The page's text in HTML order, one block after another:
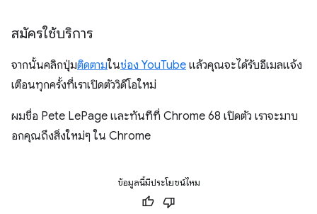
สมัครใช้บริการ
จากนั้นคลิกปุ่มติดตามในช่อง YouTube แล้วคุณจะได้รับอีเมลแจ้ง
เตือนทุกครั้งที่เราเปิดตัววิดีโอใหม่
ผมชื่อ Pete LePage และทันทีที่ Chrome 68 เปิดตัว เราจะมาบ
อกคุณถึงสิ่งใหม่ๆ ใน Chrome
ข้อมูลนี้มีประโยชน์ไหม